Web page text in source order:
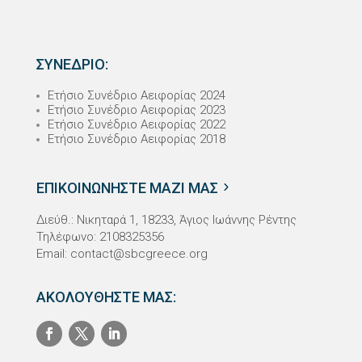
ΣΥΝΕΔΡΙΟ:
Ετήσιο Συνέδριο Αειφορίας 2024
Ετήσιο Συνέδριο Αειφορίας 2023
Ετήσιο Συνέδριο Αειφορίας 2022
Ετήσιο Συνέδριο Αειφορίας 2018
ΕΠΙΚΟΙΝΩΝΗΣΤΕ ΜΑΖΙ ΜΑΣ
Διεύθ.: Νικηταρά 1, 18233, Άγιος Ιωάννης Ρέντης
Τηλέφωνο: 2108325356
Email: contact@sbcgreece.org
ΑΚΟΛΟΥΘΗΣΤΕ ΜΑΣ: